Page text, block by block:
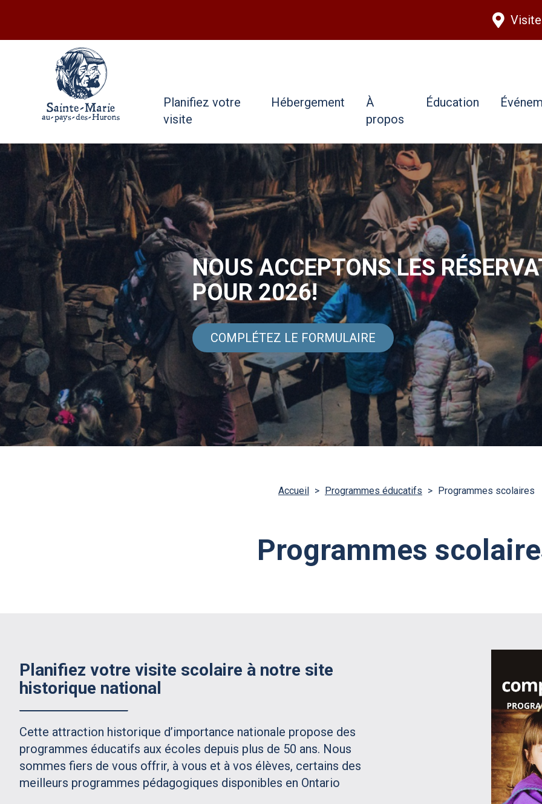
Aller au contenu principal
Planifiez votre
visite
Hébergement
À
propos
Éducation
NOUS ACCEPTONS LES
POUR 2026!
COMPLÉTEZ LE FORMULAIRE
Accueil > Programmes éducatifs > Programmes scolaires
Programmes
Planifiez votre visite scolaire à notre site
historique national
Cette attraction historique d’importance nationale propose des
programmes éducatifs aux écoles depuis plus de 50 ans. Nous
sommes fiers de vous offrir, à vous et à vos élèves, certains des
meilleurs programmes pédagogiques disponibles en Ontario